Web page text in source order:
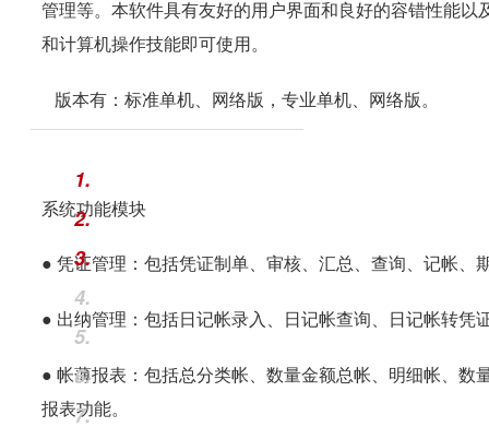
管理等。本软件具有友好的用户界面和良好的容错性能
和计算机操作技能即可使用。
版本有：标准单机、网络版，专业单机、网络版。
系统功能模块
● 凭证管理：包括凭证制单、审核、汇总、查询、记帐、
● 出纳管理 ： 包括日记帐录入、日记帐查询、日记帐转凭
● 帐薄报表 ： 包括总分类帐、数量金额总帐、明细帐、数
报表功能。
1.
2.
3.
4.
5.
6.
7.